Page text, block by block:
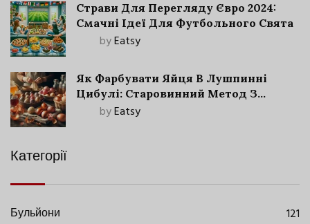
Страви Для Перегляду Євро 2024:
Смачні Ідеї Для Футбольного Свята
byEatsy
Як Фарбувати Яйця В Лушпинні
Цибулі: Старовинний Метод З
Сучасними Нюансами
byEatsy
Категорії
Бульйони
121